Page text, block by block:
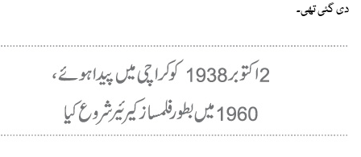
دی گئی تھی۔